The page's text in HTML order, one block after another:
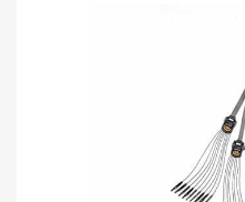
路的负载影响，因
率上提供更高的输
供：带宽高至 800
仅为 1.8 pF；符合
CSA、ETL）；全